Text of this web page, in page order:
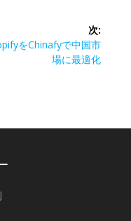
次:
をChinafyで中国市
場に最適化